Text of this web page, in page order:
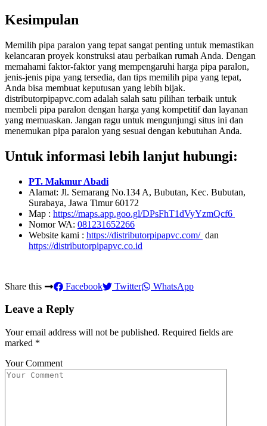
Kesimpulan
Memilih pipa paralon yang tepat sangat penting untuk memastikan
kelancaran proyek konstruksi atau perbaikan rumah Anda. Dengan
memahami faktor-faktor yang mempengaruhi harga pipa paralon,
jenis-jenis pipa yang tersedia, dan tips memilih pipa yang tepat,
Anda bisa membuat keputusan yang lebih bijak.
distributorpipapvc.com adalah salah satu pilihan terbaik untuk
membeli pipa paralon dengan harga yang kompetitif dan layanan
yang memuaskan. Jangan ragu untuk mengunjungi situs ini dan
menemukan pipa paralon yang sesuai dengan kebutuhan Anda.
Untuk informasi lebih lanjut hubungi:
PT. Makmur Abadi
Alamat: Jl. Semarang No.134 A, Bubutan, Kec. Bubutan,
Surabaya, Jawa Timur 60172
Map : https://maps.app.goo.gl/DPsFhT1dVyYzmQcf6
Nomor WA: 081231652266
Website kami : https://distributorpipapvc.com/ dan
https://distributorpipapvc.co.id
Share this Facebook Twitter WhatsApp
Leave a Reply
Your email address will not be published. Required fields are
marked *
Your Comment